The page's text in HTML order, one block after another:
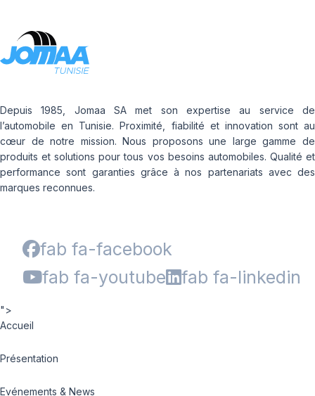
Depuis 1985, Jomaa SA met son expertise au service de
l’automobile en Tunisie. Proximité, fiabilité et innovation sont au
cœur de notre mission. Nous proposons une large gamme de
produits et solutions pour tous vos besoins automobiles. Qualité et
performance sont garanties grâce à nos partenariats avec des
marques reconnues.
fab fa-facebook
fab fa-youtube
fab fa-linkedin
">
Accueil
Présentation
Evénements & News